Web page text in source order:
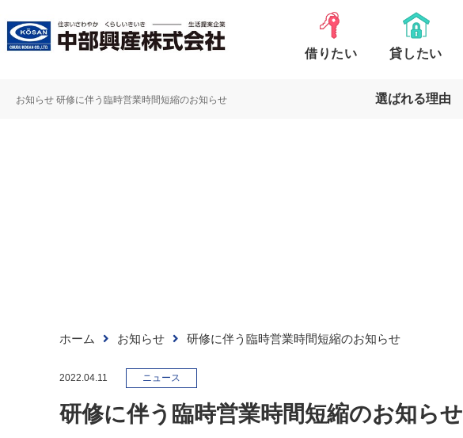
借りたい 貸したい
選ばれる理由
お知らせ 研修に伴う臨時営業時間短縮のお知らせ
ホーム お知らせ 研修に伴う臨時営業時間短縮のお知らせ
2022.04.11 ニュース
研修に伴う臨時営業時間短縮のお知らせ